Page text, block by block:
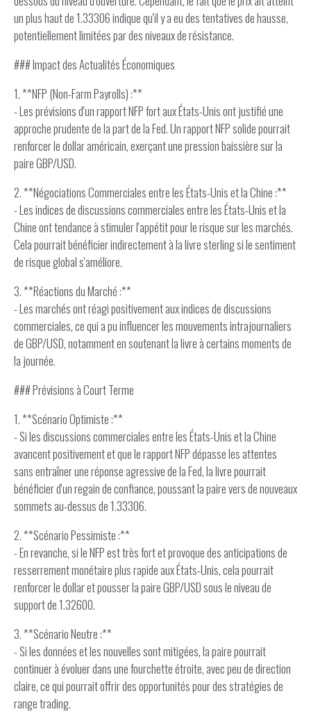
un plus haut de 1.33306 indique qu'il y a eu des tentatives de hausse,
potentiellement limitées par des niveaux de résistance.
### Impact des Actualités Économiques
1. **NFP (Non-Farm Payrolls) :**
- Les prévisions d'un rapport NFP fort aux États-Unis ont justifié une
approche prudente de la part de la Fed. Un rapport NFP solide pourrait
renforcer le dollar américain, exerçant une pression baissière sur la
paire GBP/USD.
2. **Négociations Commerciales entre les États-Unis et la Chine :**
- Les indices de discussions commerciales entre les États-Unis et la
Chine ont tendance à stimuler l'appétit pour le risque sur les marchés.
Cela pourrait bénéficier indirectement à la livre sterling si le sentiment
de risque global s'améliore.
3. **Réactions du Marché :**
- Les marchés ont réagi positivement aux indices de discussions
commerciales, ce qui a pu influencer les mouvements intrajournaliers
de GBP/USD, notamment en soutenant la livre à certains moments de
la journée.
### Prévisions à Court Terme
1. **Scénario Optimiste :**
- Si les discussions commerciales entre les États-Unis et la Chine
avancent positivement et que le rapport NFP dépasse les attentes
sans entraîner une réponse agressive de la Fed, la livre pourrait
bénéficier d'un regain de confiance, poussant la paire vers de nouveaux
sommets au-dessus de 1.33306.
2. **Scénario Pessimiste :**
- En revanche, si le NFP est très fort et provoque des anticipations de
resserrement monétaire plus rapide aux États-Unis, cela pourrait
renforcer le dollar et pousser la paire GBP/USD sous le niveau de
support de 1.32600.
3. **Scénario Neutre :**
- Si les données et les nouvelles sont mitigées, la paire pourrait
continuer à évoluer dans une fourchette étroite, avec peu de direction
claire, ce qui pourrait offrir des opportunités pour des stratégies de
range trading.